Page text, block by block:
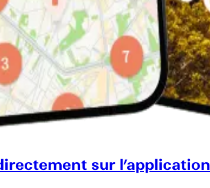
sur l’application